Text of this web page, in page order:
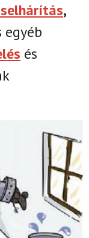
,
egyéb
és